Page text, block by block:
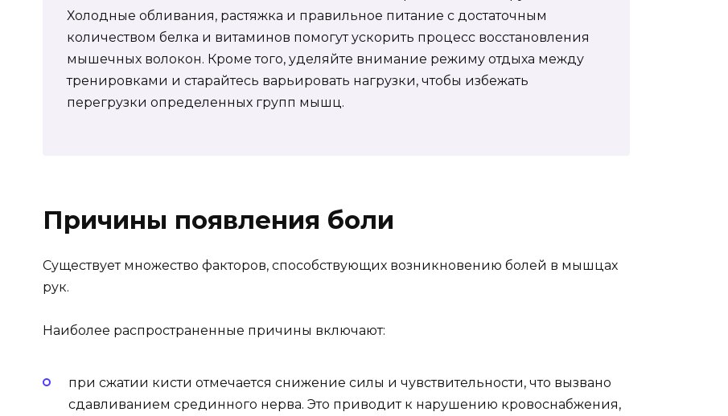
Холодные обливания, растяжка и правильное питание с достаточным
количеством белка и витаминов помогут ускорить процесс восстановления
мышечных волокон. Кроме того, уделяйте внимание режиму отдыха между
тренировками и старайтесь варьировать нагрузки, чтобы избежать
перегрузки определенных групп мышц.
Причины появления боли
Существует множество факторов, способствующих возникновению болей в мышцах
рук.
Наиболее распространенные причины включают:
при сжатии кисти отмечается снижение силы и чувствительности, что вызвано
сдавливанием срединного нерва. Это приводит к нарушению кровоснабжения,